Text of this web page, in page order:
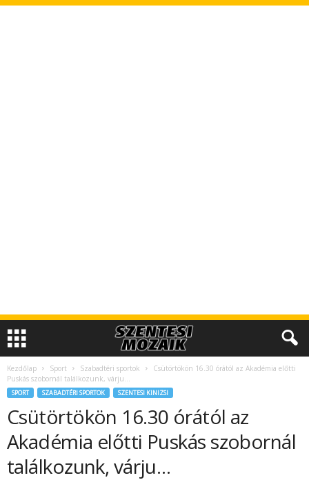
Kezdőlap Sport Szabadtéri sportok
Csütörtökön 16.30 órától az Akadémia előtti
Puskás szobornál találkozunk, várju…
SPORT SZABADTÉRI SPORTOK SZENTESI KINIZSI
Csütörtökön 16.30 órától az
Akadémia előtti Puskás szobornál
találkozunk, várju…